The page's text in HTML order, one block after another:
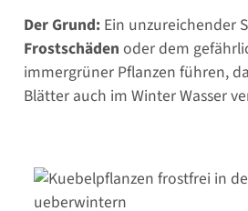
Der Grund: Ein unzureichender
Frostschäden oder dem
immergrüner Pflanzen führen,
Blätter auch im Winter Wasser